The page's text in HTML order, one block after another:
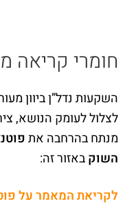
חומרי קריאה
השקעות נדל”ן ביוון
לצלול לעומק הנושא,
מנתח בהרחבה את
השוקבאזור זה:
לקריאת המאמר על